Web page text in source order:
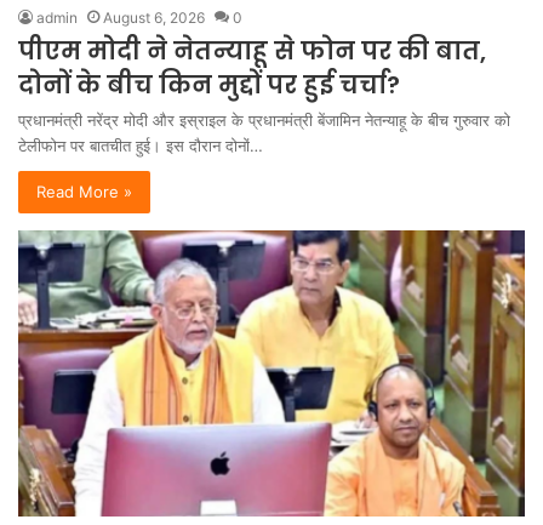
admin August 6, 2026 0
पीएम मोदी ने नेतन्याहू से फोन पर की बात,
दोनों के बीच किन मुद्दों पर हुई चर्चा?
प्रधानमंत्री नरेंद्र मोदी और इस्राइल के प्रधानमंत्री बेंजामिन नेतन्याहू के बीच गुरुवार को
टेलीफोन पर बातचीत हुई। इस दौरान दोनों…
Read More »